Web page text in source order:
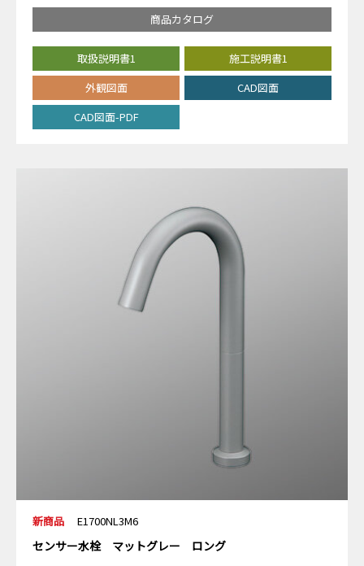
商品カタログ
取扱説明書1
施工説明書1
外観図面
CAD図面
CAD図面-PDF
新商品 E1700NL3M6
センサー水栓 マットグレー ロング